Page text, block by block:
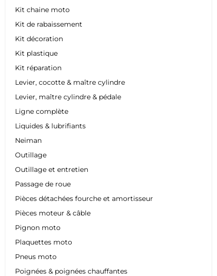
Kit chaine moto
Kit de rabaissement
Kit décoration
Kit plastique
Kit réparation
Levier, cocotte & maître cylindre
Levier, maître cylindre & pédale
Ligne complète
Liquides & lubrifiants
Neiman
Outillage
Outillage et entretien
Passage de roue
Pièces détachées fourche et amortisseur
Pièces moteur & câble
Pignon moto
Plaquettes moto
Pneus moto
Poignées & poignées chauffantes